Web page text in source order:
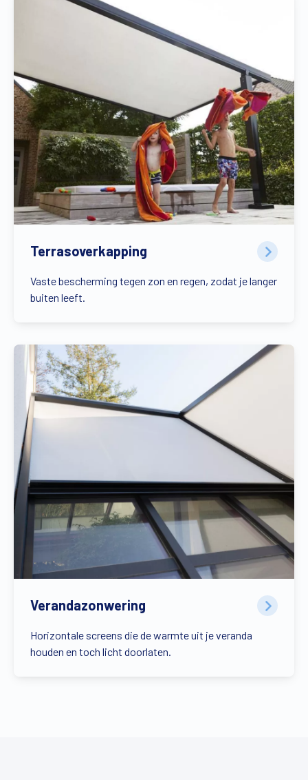
Terrasoverkapping
Vaste bescherming tegen zon en regen, zodat je langer
buiten leeft.
Verandazonwering
Horizontale screens die de warmte uit je veranda
houden en toch licht doorlaten.